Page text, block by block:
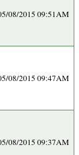
08/2015 09:51AM
08/2015 09:47AM
08/2015 09:37AM